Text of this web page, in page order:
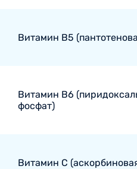
Витамин В5
Витамин В6
фосфат)
Витамин С